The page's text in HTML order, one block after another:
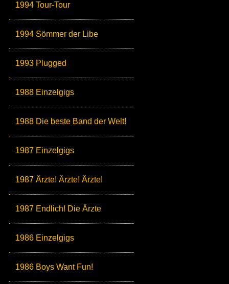
1994 Tour-Tour
1994 Sömmer der Libe
1993 Plugged
1988 Einzelgigs
1988 Die beste Band der Welt!
1987 Einzelgigs
1987 Ärzte! Ärzte! Ärzte!
1987 Endlich! Die Ärzte
1986 Einzelgigs
1986 Boys Want Fun!